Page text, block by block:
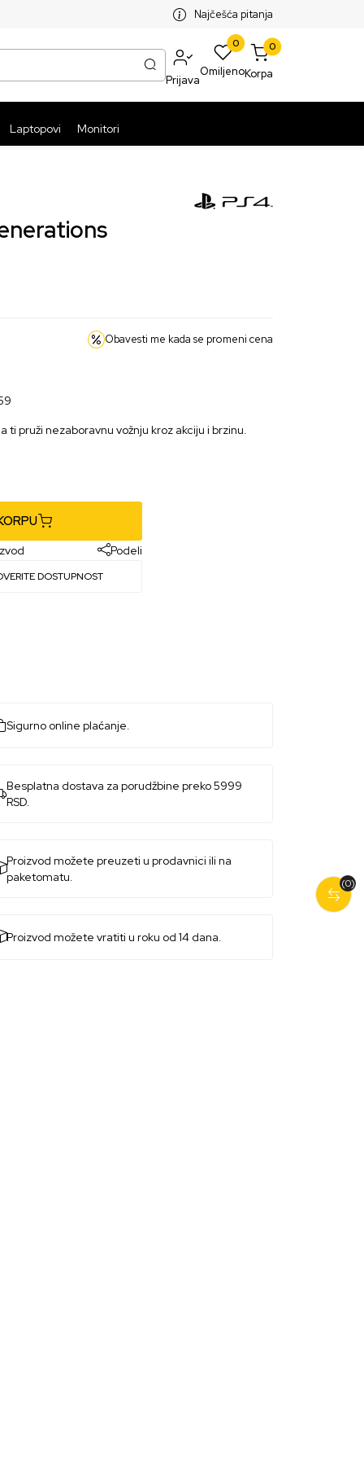
ISPORUKA PAKETA PREKO 5999 RSDNajčešća pitanja
Prijava
0
Omiljeno
0
Korpa
Laptopovi Monitori
Obavesti me kada se promeni cena
ti pruži nezaboravnu vožnju kroz akciju i brzinu.
Podeli
DOSTUPNOST
(0)
Sigurno online plaćanje.
Besplatna dostava za porudžbine preko 5999
RSD.
Proizvod možete preuzeti u prodavnici ili na
paketomatu.
Proizvod možete vratiti u roku od 14 dana.